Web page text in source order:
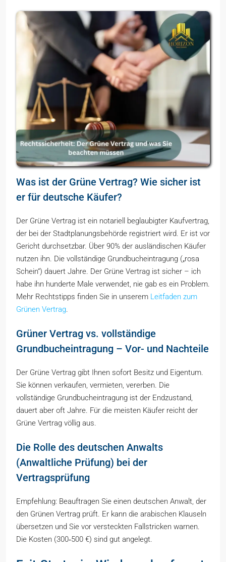
Was ist der Grüne Vertrag? Wie sicher ist
er für deutsche Käufer?
Der Grüne Vertrag ist ein notariell beglaubigter Kaufvertrag,
der bei der Stadtplanungsbehörde registriert wird. Er ist vor
Gericht durchsetzbar. Über 90% der ausländischen Käufer
nutzen ihn. Die vollständige Grundbucheintragung („rosa
Schein“) dauert Jahre. Der Grüne Vertrag ist sicher – ich
habe ihn hunderte Male verwendet, nie gab es ein Problem.
Mehr Rechtstipps finden Sie in unserem Leitfaden zum
Grünen Vertrag.
Grüner Vertrag vs. vollständige
Grundbucheintragung – Vor- und Nachteile
Der Grüne Vertrag gibt Ihnen sofort Besitz und Eigentum.
Sie können verkaufen, vermieten, vererben. Die
vollständige Grundbucheintragung ist der Endzustand,
dauert aber oft Jahre. Für die meisten Käufer reicht der
Grüne Vertrag völlig aus.
Die Rolle des deutschen Anwalts
(Anwaltliche Prüfung) bei der
Vertragsprüfung
Empfehlung: Beauftragen Sie einen deutschen Anwalt, der
den Grünen Vertrag prüft. Er kann die arabischen Klauseln
übersetzen und Sie vor versteckten Fallstricken warnen.
Die Kosten (300‑500 €) sind gut angelegt.